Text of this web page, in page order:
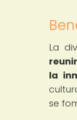
La
la
se